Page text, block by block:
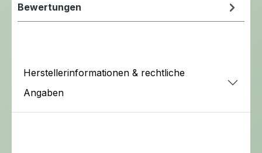
Bewertungen
Herstellerinformationen & rechtliche
Angaben